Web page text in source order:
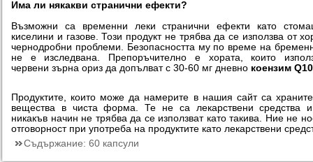
Има ли някакви странични ефекти?
Възможни са временни леки странични ефекти като
киселини и газове. Този продукт не трябва да се използва от
чернодробни проблеми. Безопасността му по време на
не е изследвана. Препоръчително е хората, които
червени зърна ориз да допълват с 30-60 мг дневно коензим Q10
Продуктите, които може да намерите в нашия сайт са
вещества в чиста форма. Те не са лекарствени средства
никакъв начин не трябва да се използват като такива. Ние не
отговорност при употреба на продуктите като лекарствени
Съдържание: 60 капсули